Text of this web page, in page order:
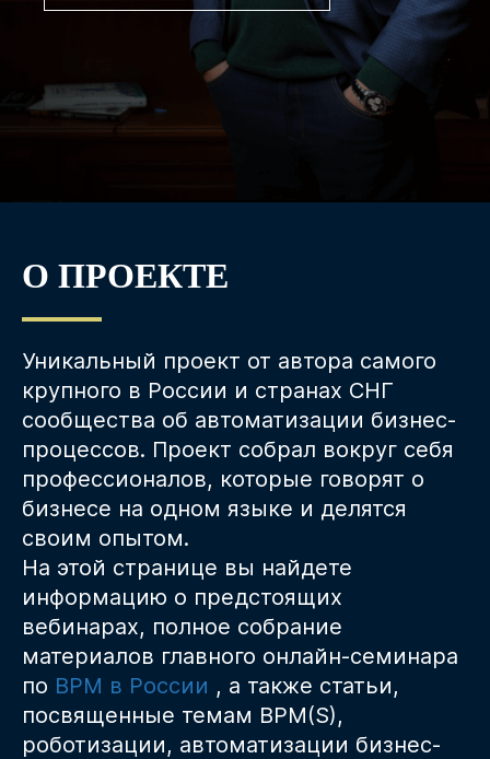
О ПРОЕКТЕ
Уникальный проект от автора самого
крупного в России и странах СНГ
сообщества об автоматизации бизнес-
процессов. Проект собрал вокруг себя
профессионалов, которые говорят о
бизнесе на одном языке и делятся
своим опытом.
На этой странице вы найдете
информацию о предстоящих
вебинарах, полное собрание
материалов главного онлайн-семинара
по BPM в России , а также статьи,
посвященные темам BPM(S),
роботизации, автоматизации бизнес-